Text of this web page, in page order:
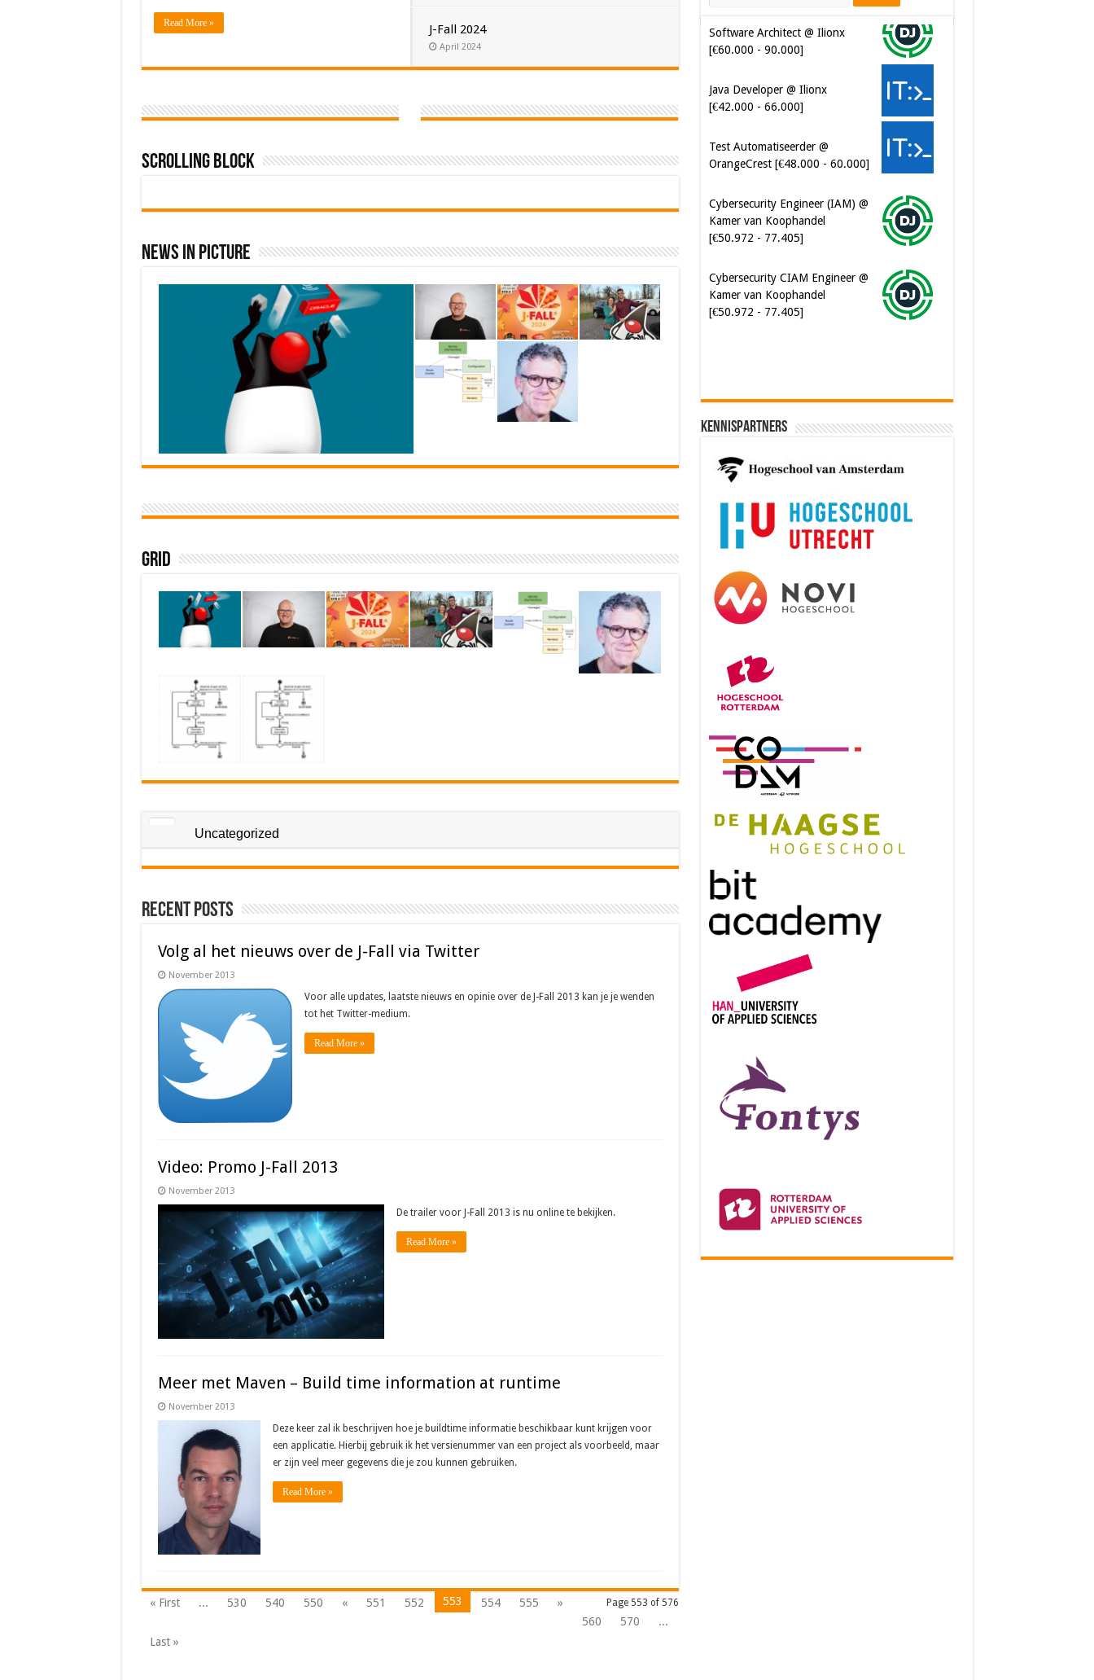
Read More » J-Fall 2024
April 2024
Scrolling Block
News In Picture
Grid
Uncategorized
Recent Posts
Volg al het nieuws over de J-Fall via Twitter
November 2013
Voor alle updates, laatste nieuws en opinie over de J-Fall 2013 kan je je wenden
tot het Twitter-medium.
Read More »
Video: Promo J-Fall 2013
November 2013
De trailer voor J-Fall 2013 is nu online te bekijken.
Read More »
Meer met Maven – Build time information at runtime
November 2013
Deze keer zal ik beschrijven hoe je buildtime informatie beschikbaar kunt krijgen voor
een applicatie. Hierbij gebruik ik het versienummer van een project als voorbeeld, maar
er zijn veel meer gegevens die je zou kunnen gebruiken.
Read More »
Page 553 of 576
« First ... 530 540 550 « 551 552 553 554 555
»
560
570
...
Last »
[€60.000 - 90.000]
[€42.000 - 66.000]
OrangeCrest [€48.000 - 60.000]
Kamer van Koophandel
[€50.972 - 77.405]
Kamer van Koophandel
[€50.972 - 77.405]
Kennispartners